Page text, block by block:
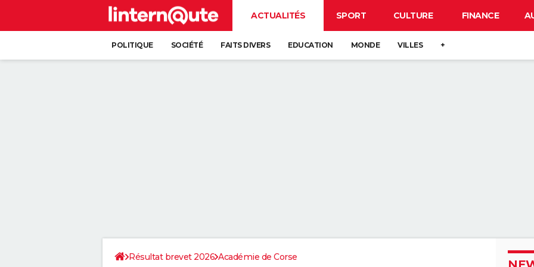
ACTUALITÉS SPORT CULTURE FINANCE
POLITIQUE SOCIÉTÉ FAITS DIVERS EDUCATION MONDE VILLES +
Résultat brevet 2026 Académie de Corse